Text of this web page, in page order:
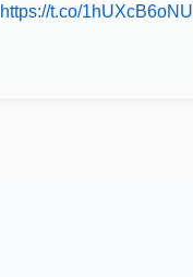
https://t.co/1hUXcB6oNU